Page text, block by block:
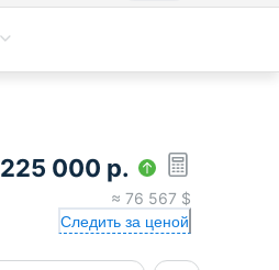
225 000 р.
≈ 76 567 $
Следить за ценой